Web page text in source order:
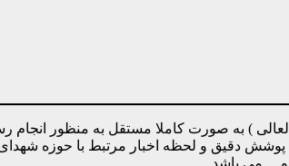
ای ( مدظله العالی ) به صورت کاملا مستقل به
، پوشش دقیق و لحظه اخبار مرتبط با حوزه
... می باشد.